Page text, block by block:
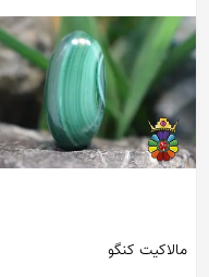
مالاکیت کنگو